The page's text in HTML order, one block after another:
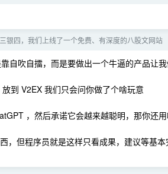
银四，我们上线了一个免费、有深度的八股文网站
自吹自擂，而是要做出一个牛逼的产品让
到 V2EX 我们只会问你做了个啥玩意
，然后承诺它会越来越聪明，那你还
但程序员就是这样只看成果，建议等基本